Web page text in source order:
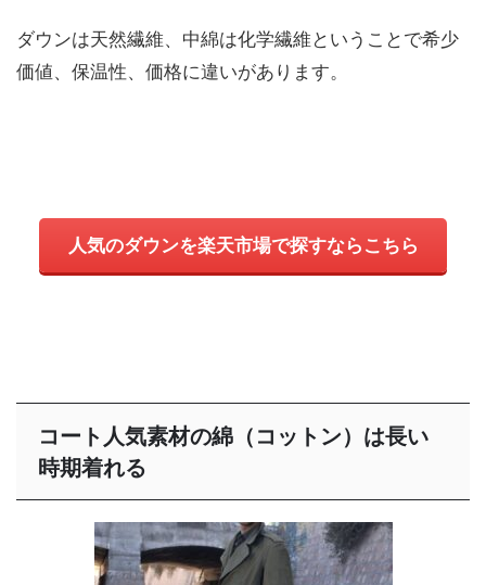
ダウンは天然繊維、中綿は化学繊維ということで希少
価値、保温性、価格に違いがあります。
人気のダウンを楽天市場で探すならこちら
コート人気素材の綿（コットン）は長い
時期着れる